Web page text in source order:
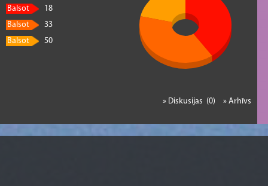
Balsot
18
Balsot
33
Balsot
50
» Arhīvs
» Diskusijas (0)